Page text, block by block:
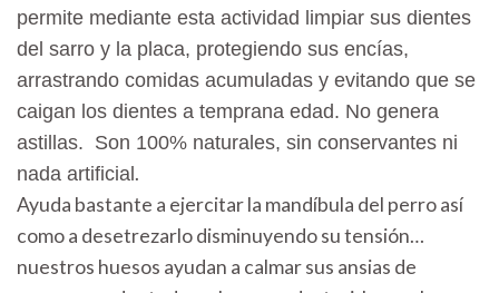
permite mediante esta actividad limpiar sus dientes
del sarro y la placa, protegiendo sus encías,
arrastrando comidas acumuladas y evitando que se
caigan los dientes a temprana edad. No genera
astillas. Son 100% naturales, sin conservantes ni
nada artificial .
Ayuda bastante a ejercitar la mandíbula del perro así
como a desetrezarlo disminuyendo su tensión…
nuestros huesos ayudan a calmar sus ansias de